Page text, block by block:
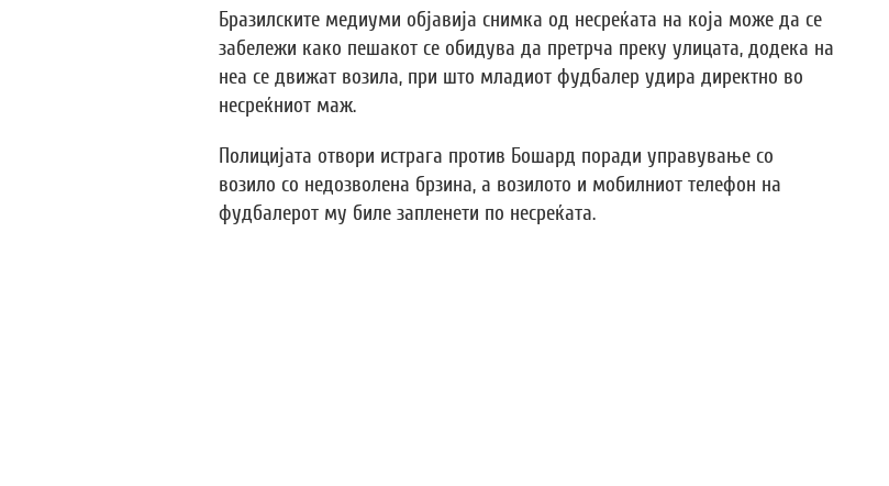
Бразилските медиуми објавија снимка од несреќата на која може да се
забележи како пешакот се обидува да претрча преку улицата, додека на
неа се движат возила, при што младиот фудбалер удира директно во
несреќниот маж.
Полицијата отвори истрага против Бошард поради управување со
возило со недозволена брзина, а возилото и мобилниот телефон на
фудбалерот му биле запленети по несреќата.